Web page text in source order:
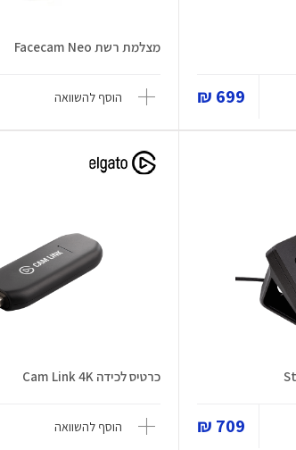
699 ₪
מצלמת רשת Facecam Neo
הוסף להשוואה
709 ₪
כרטיס לכידה Cam Link 4K
הוסף להשוואה